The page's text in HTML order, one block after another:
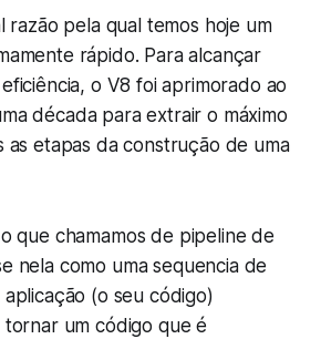
razão pela qual temos hoje um
rápido. Para alcançar
o V8 foi aprimorado ao
década para extrair o máximo
as etapas da construção de uma
que chamamos de pipeline de
nela como uma sequencia de
aplicação (o seu código)
um código que é